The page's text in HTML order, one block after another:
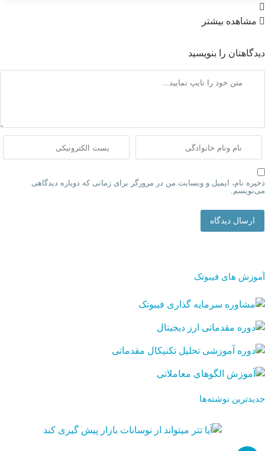
مشاهده بیشتر
دیدگاهتان را بنویسید
ذخیره نام، ایمیل و وبسایت من در مرورگر برای زمانی که دوباره دیدگاهی
می‌نویسم.
ارسال دیدگاه
آموزش های فیبوتک
جدیدترین نوشته‌ها